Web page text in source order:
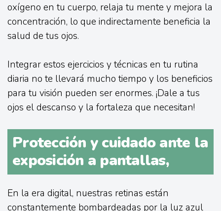
oxígeno en tu cuerpo, relaja tu mente y mejora la
concentración, lo que indirectamente beneficia la
salud de tus ojos.
Integrar estos ejercicios y técnicas en tu rutina
diaria no te llevará mucho tiempo y los beneficios
para tu visión pueden ser enormes. ¡Dale a tus
ojos el descanso y la fortaleza que necesitan!
Protección y cuidado ante la
exposición a pantallas,
En la era digital, nuestras retinas están
constantemente bombardeadas por la luz azul